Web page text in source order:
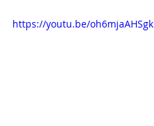
https://youtu.be/oh6mjaAHSgk